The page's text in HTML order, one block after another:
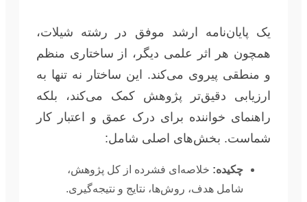
یک پایان‌نامه ارشد موفق در رشته شیلات،
همچون هر اثر علمی دیگر، از ساختاری منظم
و منطقی پیروی می‌کند. این ساختار نه تنها به
ارزیابی دقیق‌تر پژوهش کمک می‌کند، بلکه
راهنمای خواننده برای درک عمق و اعتبار کار
شماست. بخش‌های اصلی شامل:
چکیده: خلاصه‌ای فشرده از کل پژوهش،
شامل هدف، روش‌ها، نتایج و نتیجه‌گیری.